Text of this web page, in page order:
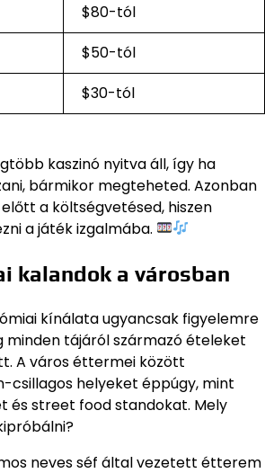
$80-tól
$50-tól
$30-tól
kaszinó nyitva áll, így ha
bármikor megteheted. Azonban
a költségvetésed, hiszen
a játék izgalmába.
kalandok a városban
kínálata ugyancsak figyelemre
minden tájáról származó ételeket
A város éttermei között
csillagos helyeket éppúgy, mint
és street food standokat. Mely
neves séf által vezetett étterem